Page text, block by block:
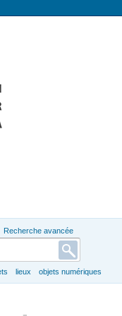
Recherche avancée
lieux objets numériques